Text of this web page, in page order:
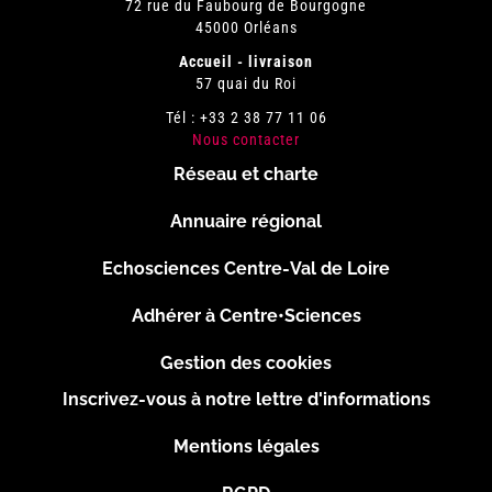
72 rue du Faubourg de Bourgogne
45000 Orléans
Accueil - livraison
57 quai du Roi
Tél : +33 2 38 77 11 06
Nous contacter
page
Réseau et charte
Annuaire régional
Echosciences Centre-Val de Loire
Adhérer à Centre•Sciences
Gestion des cookies
Inscrivez-vous à notre lettre d'informations
Mentions légales